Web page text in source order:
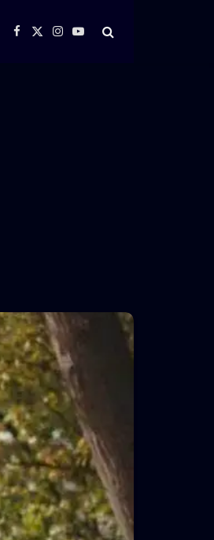
Facebook
X
Instagram
YouTube